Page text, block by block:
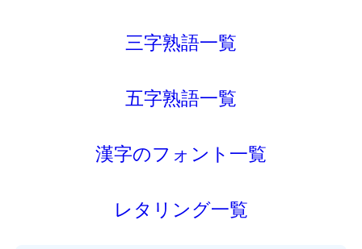
三字熟語一覧
五字熟語一覧
漢字のフォント一覧
レタリング一覧